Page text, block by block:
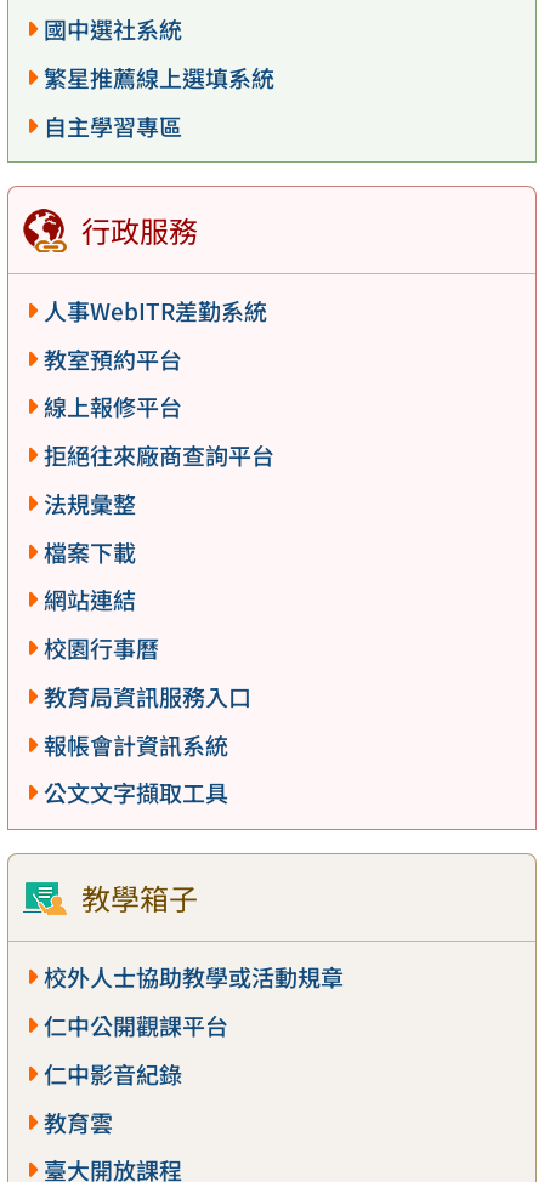
國中選社系統
繁星推薦線上選填系統
自主學習專區
行政服務
人事WebITR差勤系統
教室預約平台
線上報修平台
拒絕往來廠商查詢平台
法規彙整
檔案下載
網站連結
校園行事曆
教育局資訊服務入口
報帳會計資訊系統
公文文字擷取工具
教學箱子
校外人士協助教學或活動規章
仁中公開觀課平台
仁中影音紀錄
教育雲
臺大開放課程